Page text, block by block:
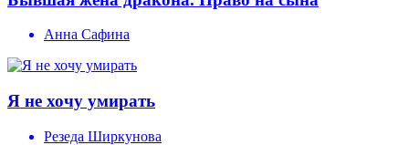
Анна Сафина
Я не хочу умирать
Резеда Ширкунова